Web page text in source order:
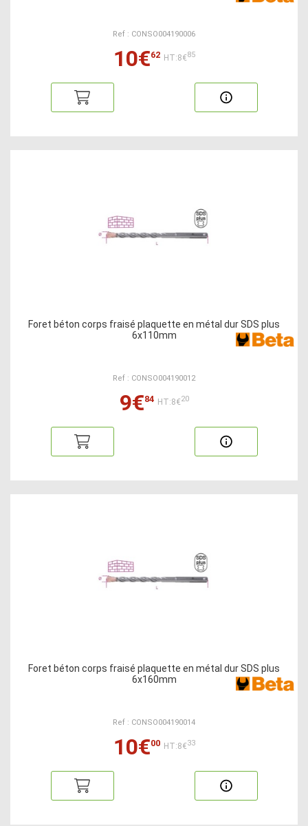
Ref : CONSO004190006
10€62 HT:8€85
Foret béton corps fraisé plaquette en métal dur SDS plus
6x110mm
Ref : CONSO004190012
9€84 HT:8€20
Foret béton corps fraisé plaquette en métal dur SDS plus
6x160mm
Ref : CONSO004190014
10€00 HT:8€33